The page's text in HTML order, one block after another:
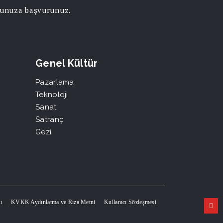
başvurunuz.
Genel Kültür
Pazarlama
Teknoloji
Sanat
Satranç
Gezi
KVKK Aydınlatma ve Rıza Metni Kullanıcı Sözleşmesi